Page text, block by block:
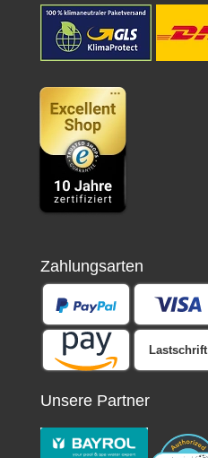
Zahlungsarten
Lastschrift
Unsere Partner